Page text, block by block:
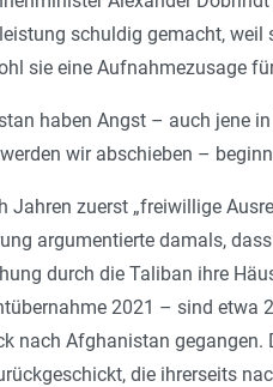
schuldig gemacht,
sie eine Aufnahmezusage
haben Angst – auch jene
wir abschieben –
Jahren zuerst „freiwillige
argumentierte damals,
durch die Taliban ihre
2021 – sind etwa
nach Afghanistan
die ihrerseits